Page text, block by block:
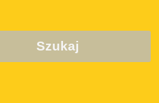
Szukaj